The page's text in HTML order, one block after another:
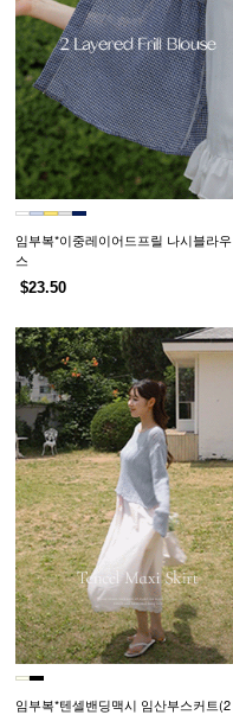
임부복*이중레이어드프릴 나시블라우
스
$23.50
임부복*텐셀밴딩맥시 임산부스커트(2